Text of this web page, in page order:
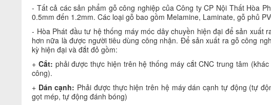
- Tất cả các sản phẩm gỗ công nghiệp của Công ty CP Nội Thất Hòa
0.5mm đến 1.2mm. Các loại gỗ bao gồm Melamine, Laminate, gỗ phủ
- Hòa Phát đầu tư hệ thống máy móc dây chuyền hiện đại để sản
hơn nữa là được người tiêu dùng công nhận. Để sản xuất ra gỗ công
kỳ hiện đại và đắt đỏ gồm:
+ Cắt: phải được thực hiện trên hệ thống máy cắt CNC trung tâm
công).
+ Dán cạnh: Phải được thực hiện trên hệ máy dán cạnh tự động (tự
gọt mép, tự động đánh bóng)